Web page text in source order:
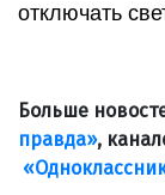
отключать
Больше
правда»,